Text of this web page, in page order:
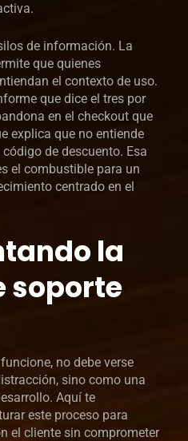
de información. La
que quienes
el contexto de uso.
que dice el tres por
en el checkout que
explica que no entiende
de descuento. Esa
el combustible para un
centrado en el
la
soporte
no debe verse
sino como una
Aquí te
este proceso para
el cliente sin comprometer